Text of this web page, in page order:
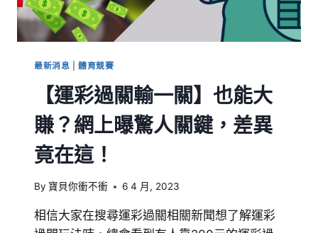
最新消息 |體育競賽
【運彩過關輸一關】也能大
賺？網上曝驚人關鍵，差異
竟在這！
By 寶貝你衝不衝 6 4 月, 2023
相信大家在搜尋運彩過關相關新聞想了解運彩